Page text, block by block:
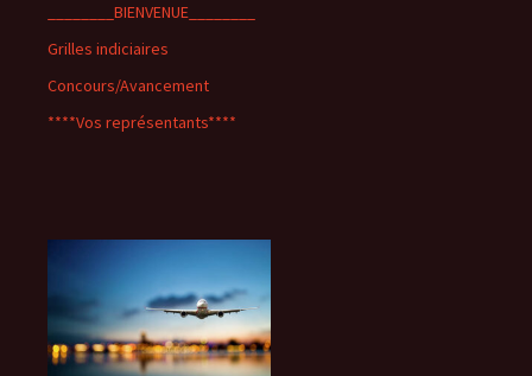
________BIENVENUE________
Grilles indiciaires
Concours/Avancement
****Vos représentants****